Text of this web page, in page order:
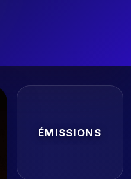
ÉMISSIONS